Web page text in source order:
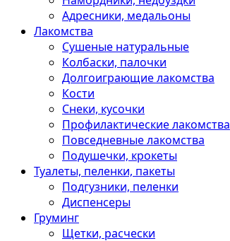
Адресники, медальоны
Лакомства
Сушеные натуральные
Колбаски, палочки
Долгоиграющие лакомства
Кости
Снеки, кусочки
Профилактические лакомства
Повседневные лакомства
Подушечки, крокеты
Туалеты, пеленки, пакеты
Подгузники, пеленки
Диспенсеры
Груминг
Щетки, расчески